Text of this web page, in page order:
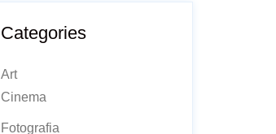
Categories
Art
Cinema
Fotografia